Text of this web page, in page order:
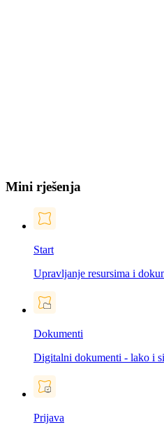
Mini rješenja
Start
Upravljanje resursima i
Dokumenti
Digitalni dokumenti - lako i
Prijava